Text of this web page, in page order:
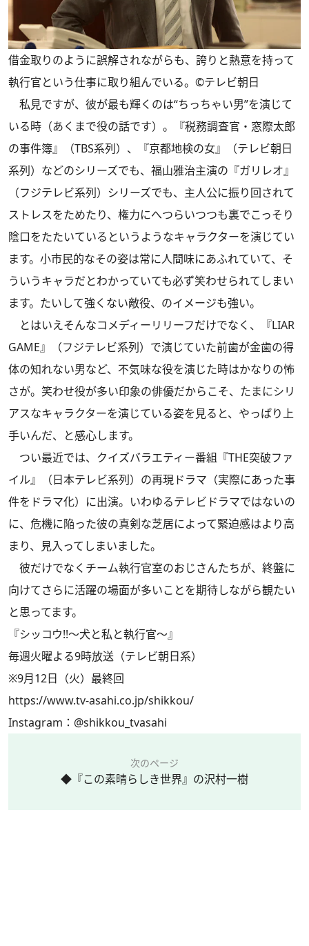
借金取りのように誤解されながらも、誇りと熱意を持って
執行官という仕事に取り組んでいる。©テレビ朝日
私見ですが、彼が最も輝くのは“ちっちゃい男”を演じて
いる時（あくまで役の話です）。『税務調査官・窓際太郎
の事件簿』（TBS系列）、『京都地検の女』（テレビ朝日
系列）などのシリーズでも、福山雅治主演の『ガリレオ』
（フジテレビ系列）シリーズでも、主人公に振り回されて
ストレスをためたり、権力にへつらいつつも裏でこっそり
陰口をたたいているというようなキャラクターを演じてい
ます。小市民的なその姿は常に人間味にあふれていて、そ
ういうキャラだとわかっていても必ず笑わせられてしまい
ます。たいして強くない敵役、のイメージも強い。
とはいえそんなコメディーリリーフだけでなく、『LIAR
GAME』（フジテレビ系列）で演じていた前歯が金歯の得
体の知れない男など、不気味な役を演じた時はかなりの怖
さが。笑わせ役が多い印象の俳優だからこそ、たまにシリ
アスなキャラクターを演じている姿を見ると、やっぱり上
手いんだ、と感心します。
つい最近では、クイズバラエティー番組『THE突破ファ
イル』（日本テレビ系列）の再現ドラマ（実際にあった事
件をドラマ化）に出演。いわゆるテレビドラマではないの
に、危機に陥った彼の真剣な芝居によって緊迫感はより高
まり、見入ってしまいました。
彼だけでなくチーム執行官室のおじさんたちが、終盤に
向けてさらに活躍の場面が多いことを期待しながら観たい
と思ってます。
『シッコウ!!～犬と私と執行官～』
毎週火曜よる9時放送（テレビ朝日系）
※9月12日（火）最終回
https://www.tv-asahi.co.jp/shikkou/
Instagram： @shikkou_tvasahi
次のページ
◆『この素晴らしき世界』の沢村一樹